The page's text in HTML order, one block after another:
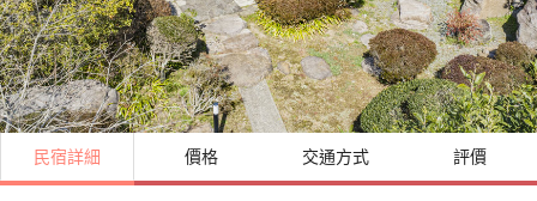
民宿詳細 價格 交通方式 評價